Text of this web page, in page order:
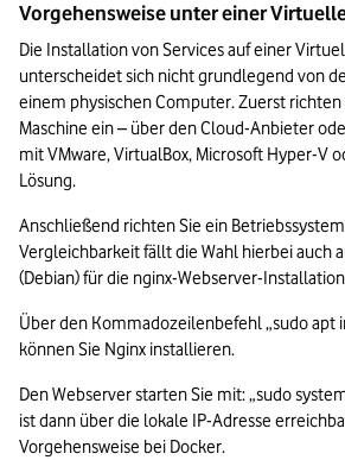
Vorgehensweise unter einer
Die Installation von Services auf einer
unterscheidet sich nicht grundlegend von
einem physischen Computer. Zuerst
Maschine ein – über den Cloud-Anbieter
mit VMware, VirtualBox, Microsoft Hyper-V
Lösung.
Anschließend richten Sie ein
Vergleichbarkeit fällt die Wahl hierbei auch
(Debian) für die nginx-Webserver-
Über den Kommadozeilenbefehl „sudo apt
können Sie Nginx installieren.
Den Webserver starten Sie mit: „sudo
ist dann über die lokale IP-Adresse
Vorgehensweise bei Docker.